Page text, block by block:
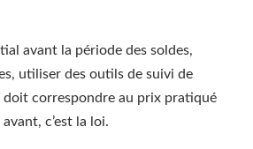
avant la période des soldes,
utiliser des outils de suivi de
doit correspondre au prix pratiqué
c’est la loi.